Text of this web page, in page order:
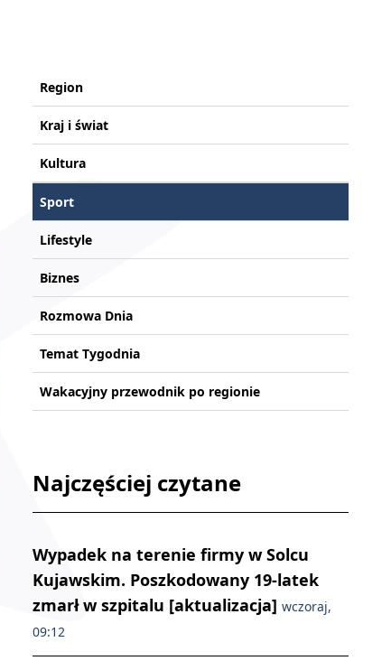
Region
Kraj i świat
Kultura
Sport
Lifestyle
Biznes
Rozmowa Dnia
Temat Tygodnia
Wakacyjny przewodnik po regionie
Najczęściej czytane
Wypadek na terenie firmy w Solcu
Kujawskim. Poszkodowany 19-latek
zmarł w szpitalu [aktualizacja] wczoraj,
09:12